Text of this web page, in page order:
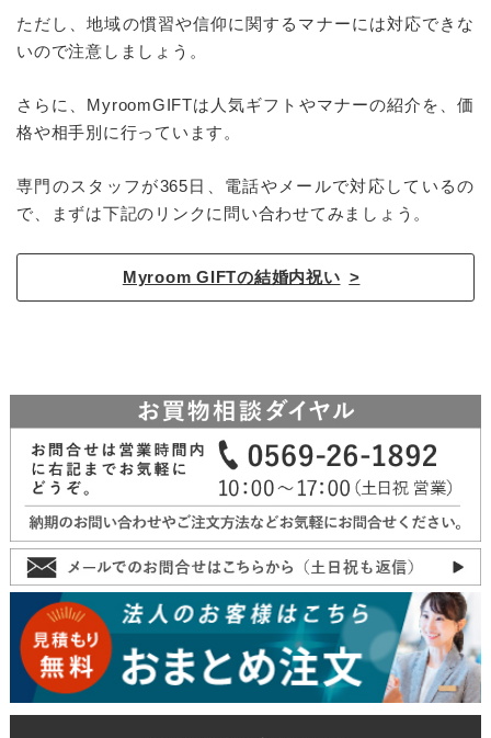
ただし、地域の慣習や信仰に関するマナーには対応できな
いので注意しましょう。
さらに、MyroomGIFTは人気ギフトやマナーの紹介を、価
格や相手別に行っています。
専門のスタッフが365日、電話やメールで対応しているの
で、まずは下記のリンクに問い合わせてみましょう。
Myroom GIFTの結婚内祝い